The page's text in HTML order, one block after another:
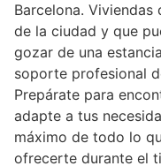
Barcelona.
de la ciudad y que
gozar de una
soporte profesional
Prepárate para
adapte a tus
máximo de todo lo
ofrecerte durante el